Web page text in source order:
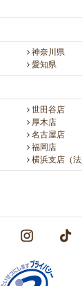
神奈川県
愛知県
世田谷店
厚木店
名古屋店
福岡店
横浜支店（法